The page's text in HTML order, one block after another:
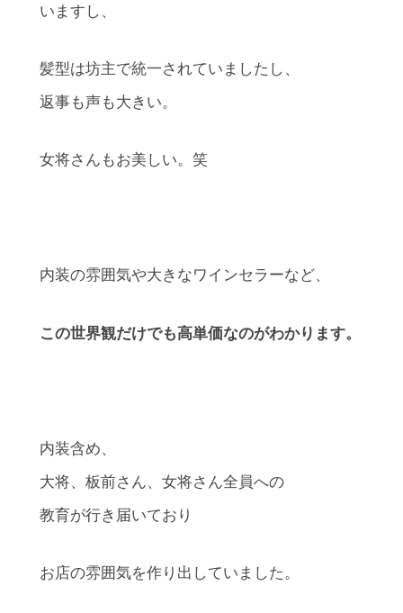
いますし、
髪型は坊主で統一されていましたし、
返事も声も大きい。
女将さんもお美しい。笑
内装の雰囲気や大きなワインセラーなど、
この世界観だけでも高単価なのがわかります。
内装含め、
大将、板前さん、女将さん全員への
教育が行き届いており
お店の雰囲気を作り出していました。